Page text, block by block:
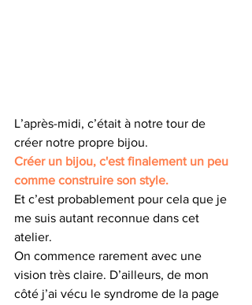
L’après-midi, c’était à notre tour de
créer notre propre bijou.
Créer un bijou, c'est finalement un peu
comme construire son style.
Et c’est probablement pour cela que je
me suis autant reconnue dans cet
atelier.
On commence rarement avec une
vision très claire. D’ailleurs, de mon
côté j’ai vécu le syndrome de la page